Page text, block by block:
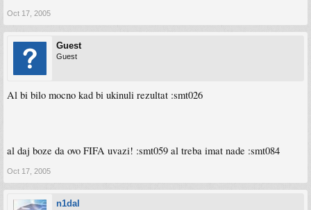
Oct 17, 2005
Guest
Guest
Al bi bilo mocno kad bi ukinuli rezultat :smt026
al daj boze da ovo FIFA uvazi! :smt059 al treba imat nade :smt084
Oct 17, 2005
n1dal